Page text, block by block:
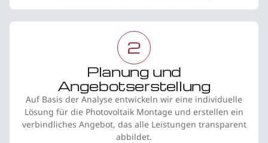
2
Planung und
Angebotserstellung
Auf Basis der Analyse entwickeln wir eine individuelle
Lösung für die Photovoltaik Montage und erstellen ein
verbindliches Angebot, das alle Leistungen transparent
abbildet.